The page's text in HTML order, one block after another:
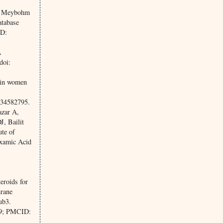
women
A,
Bailit
of
Acid
for
PMCID: